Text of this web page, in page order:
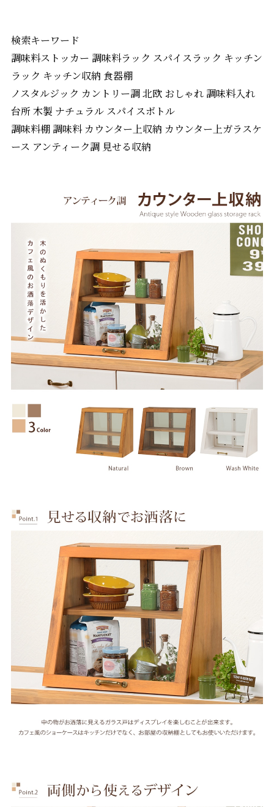
検索キーワード
調味料ストッカー 調味料ラック スパイスラック キッチン
ラック キッチン収納 食器棚
ノスタルジック カントリー調 北欧 おしゃれ 調味料入れ
台所 木製 ナチュラル スパイスボトル
調味料棚 調味料 カウンター上収納 カウンター上ガラスケ
ース アンティーク調 見せる収納